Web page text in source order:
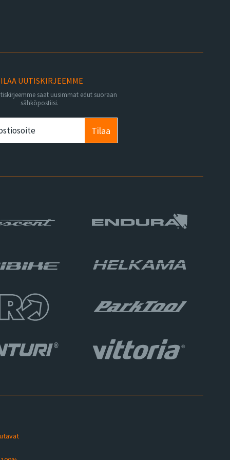
UUTISKIRJEEMME
saat uusimmat edut suoraan
sähköpostiisi.
Tilaa